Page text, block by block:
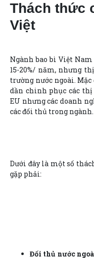
Thách thức
Việt
Ngành bao bì Việt
15-20%/ năm, nhưng
trường nước ngoài.
dần chinh phục các
EU nhưng các doanh
các đối thủ trong ngành.
Dưới đây là một số
gặp phải:
Đối thủ nước